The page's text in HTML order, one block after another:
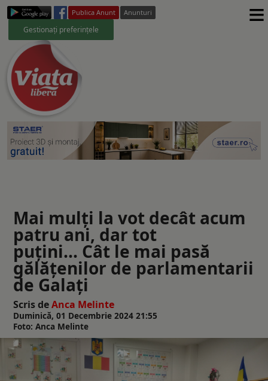
Publica Anunt Anunturi
Gestionați preferințele ≡
Mai mulți la vot decât acum
patru ani, dar tot
puțini... Cât le mai pasă
gălățenilor de parlamentarii
de Galați
Scris deAnca Melinte
Duminică, 01 Decembrie 2024 21:55
Foto: Anca Melinte